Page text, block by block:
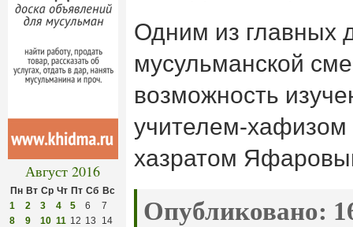
Август 2016
Пн Вт Ср Чт Пт Сб Вс
1
2 3 4 5 6
7
8
9 10 11 12 13
14
Одним из главных
мусульманской
возможность
учителем-
хазратом
Опубликовано: